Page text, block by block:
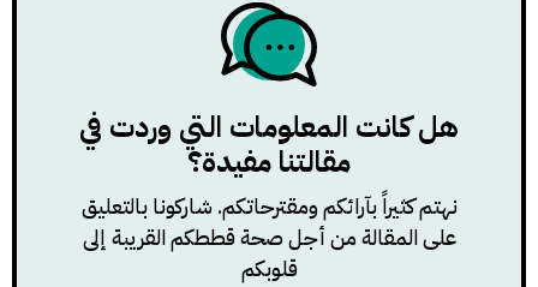
هل كانت المعلومات التي وردت في
مقالتنا مفيدة؟
نهتم كثيراً بآرائكم ومقترحاتكم. شاركونا بالتعليق
على المقالة من أجل صحة قططكم القريبة إلى
قلوبكم